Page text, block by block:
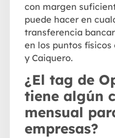
con margen
puede hacer en
transferencia
en los puntos físicos
y Caiquero.
¿El tag de
tiene algún
mensual
empresas?